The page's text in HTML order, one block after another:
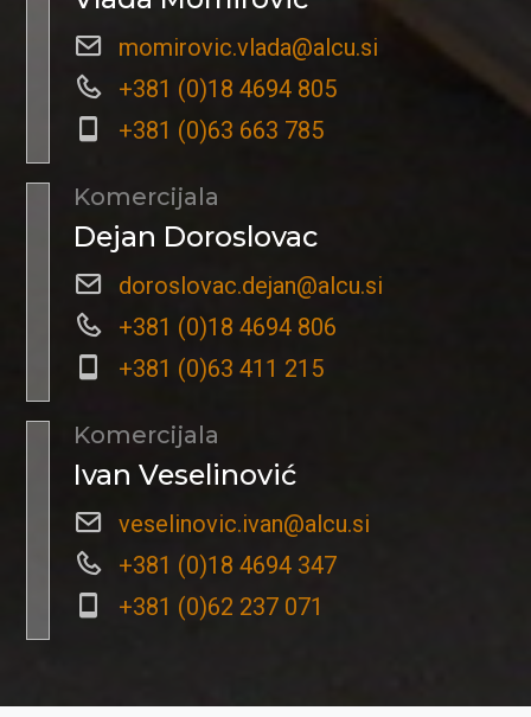
momirovic.vlada@alcu.si
+381 (0)18 4694 805
+381 (0)63 663 785
Komercijala
Dejan Doroslovac
doroslovac.dejan@alcu.si
+381 (0)18 4694 806
+381 (0)63 411 215
Komercijala
Ivan Veselinović
veselinovic.ivan@alcu.si
+381 (0)18 4694 347
+381 (0)62 237 071